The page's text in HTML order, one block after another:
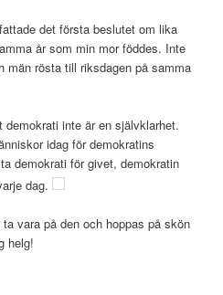
det första beslutet om lika
år som min mor föddes. Inte
män rösta till riksdagen på samma
inte är en självklarhet.
idag för demokratins
demokrati för givet, demokratin
dag.
vara på den och hoppas på skön
helg!